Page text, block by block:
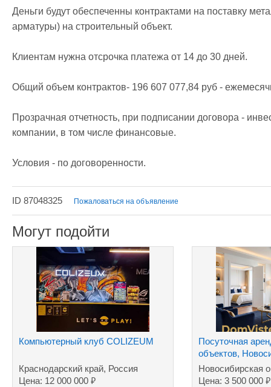
Деньги будут обеспеченны контрактами на поставку
арматуры) на строительный объект.
Клиентам нужна отсрочка платежа от 14 до 30 дней.
Общий объем контрактов- 196 607 077,84 руб -
Прозрачная отчетность, при подписании договора -
компании, в том числе финансовые.
Условия - по договоренности.
ID 87048325 Пожаловаться на объявление
Могут подойти
Компьютерный клуб COLIZEUM
Краснодарский край, Россия
Цена: 12 000 000 ₽
Посуточная
объектов,
Новосибирская
Цена: 3 500 000₽